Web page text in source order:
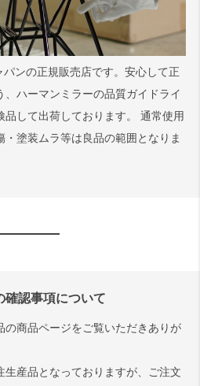
ンの正規販売店です。安心して正
ハーマンミラーの品質ガイドライ
品して出荷しております。 通常使用
塗装ムラ等は良品の範囲となりま
確認事項について
の商品ページをご覧いただきありが
産品となっておりますが、ご注文